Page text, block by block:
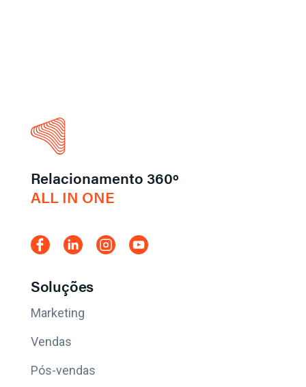
Relacionamento 360º
ALL IN ONE
Soluções
Marketing
Vendas
Pós-vendas